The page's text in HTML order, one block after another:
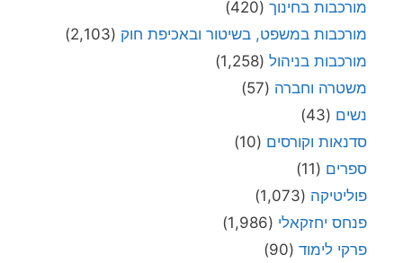
מורכבות בחינוך (420)
מורכבות במשפט, בשיטור ובאכיפת חוק (2,103)
מורכבות בניהול (1,258)
משטרה וחברה (57)
נשים (43)
סדנאות וקורסים (10)
ספרים (11)
פוליטיקה (1,073)
פנחס יחזקאלי (1,986)
פרקי לימוד (90)